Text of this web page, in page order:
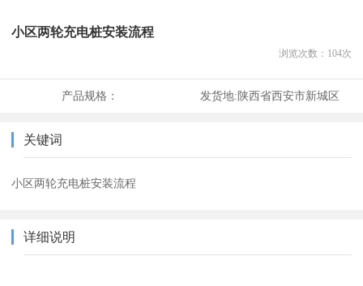
小区两轮充电桩安装流程
浏览次数： 104次
产品规格： 发货地:陕西省西安市新城区
关键词
小区两轮充电桩安装流程
详细说明